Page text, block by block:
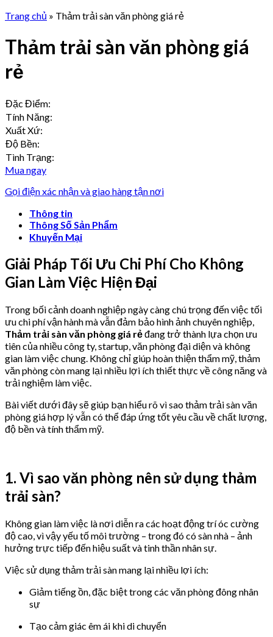
Trang chủ » Thảm trải sàn văn phòng giá rẻ
Thảm trải sàn văn phòng giá
rẻ
Đặc Điểm:
Tính Năng:
Xuất Xứ:
Độ Bền:
Tình Trạng:
Mua ngay
Gọi điện xác nhận và giao hàng tận nơi
Thông tin
Thông Số Sản Phẩm
Khuyến Mại
Giải Pháp Tối Ưu Chi Phí Cho Không
Gian Làm Việc Hiện Đại
Trong bối cảnh doanh nghiệp ngày càng chú trọng đến việc tối
ưu chi phí vận hành mà vẫn đảm bảo hình ảnh chuyên nghiệp,
Thảm trải sàn văn phòng giá rẻđang trở thành lựa chọn ưu
tiên của nhiều công ty, startup, văn phòng đại diện và không
gian làm việc chung. Không chỉ giúp hoàn thiện thẩm mỹ, thảm
văn phòng còn mang lại nhiều lợi ích thiết thực về công năng và
trải nghiệm làm việc.
Bài viết dưới đây sẽ giúp bạn hiểu rõ vì sao thảm trải sàn văn
phòng giá hợp lý vẫn có thể đáp ứng tốt yêu cầu về chất lượng,
độ bền và tính thẩm mỹ.
1. Vì sao văn phòng nên sử dụng thảm
trải sàn?
Không gian làm việc là nơi diễn ra các hoạt động trí óc cường
độ cao, vì vậy yếu tố môi trường – trong đó có sàn nhà – ảnh
hưởng trực tiếp đến hiệu suất và tinh thần nhân sự.
Việc sử dụng thảm trải sàn mang lại nhiều lợi ích:
Giảm tiếng ồn, đặc biệt trong các văn phòng đông nhân
sự
Tạo cảm giác êm ái khi di chuyển